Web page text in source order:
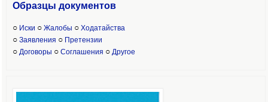
Образцы документов
○ Иски ○ Жалобы ○ Ходатайства
○ Заявления ○ Претензии
○ Договоры ○ Соглашения ○ Другое